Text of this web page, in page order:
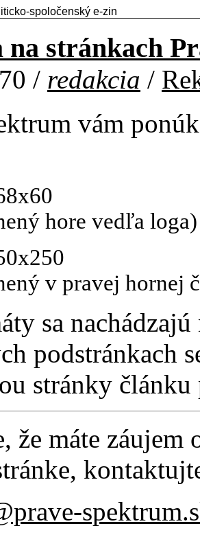
spoločenský e-zin
na stránkach
/ redakcia /
vám
hore vedľa loga)
v pravej hornej
sa
podstránkach
stránky článku
že máte záujem